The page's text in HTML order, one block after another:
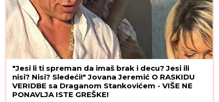
"Jesi li ti spreman da imaš brak i decu? Jesi ili
nisi? Nisi? Sledeći!" Jovana Jeremić O RASKIDU
VERIDBE sa Draganom Stankovićem - VIŠE NE
PONAVLJA ISTE GREŠKE!